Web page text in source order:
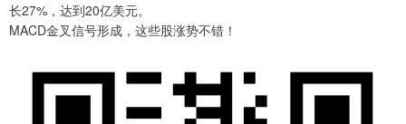
长27%，达到20亿美元。
MACD金叉信号形成，这些股涨势不错！